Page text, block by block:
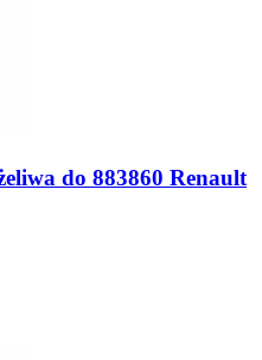
do 883860 Renault